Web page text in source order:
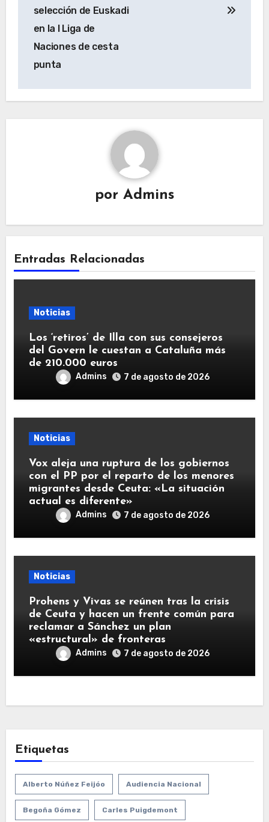
selección de Euskadi
en la I Liga de
Naciones de cesta
punta
por Admins
Entradas Relacionadas
Noticias
Los ‘retiros’ de Illa con sus consejeros
del Govern le cuestan a Cataluña más
de 210.000 euros
Admins 7 de agosto de 2026
Noticias
Vox aleja una ruptura de los gobiernos
con el PP por el reparto de los menores
migrantes desde Ceuta: «La situación
actual es diferente»
Admins 7 de agosto de 2026
Noticias
Prohens y Vivas se reúnen tras la crisis
de Ceuta y hacen un frente común para
reclamar a Sánchez un plan
«estructural» de fronteras
Admins 7 de agosto de 2026
Etiquetas
Alberto Núñez Feijóo Audiencia Nacional
Begoña Gómez Carles Puigdemont